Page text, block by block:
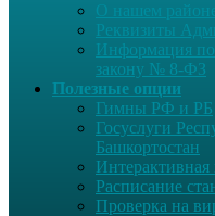
О нашем
Реквизиты
Информация
закону № 8-ФЗ
Полезные опции
Гимны РФ и РБ
Госуслуги
Башкортостан
Интерактивная
Расписание
Проверка на